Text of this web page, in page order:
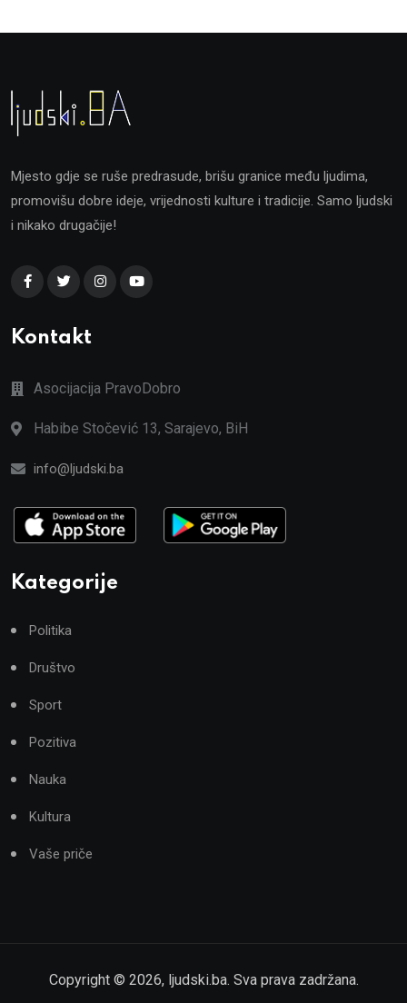
Mjesto gdje se ruše predrasude, brišu granice među ljudima,
promovišu dobre ideje, vrijednosti kulture i tradicije. Samo ljudski
i nikako drugačije!
Kontakt
Asocijacija PravoDobro
Habibe Stočević 13, Sarajevo, BiH
info@ljudski.ba
Kategorije
Politika
Društvo
Sport
Pozitiva
Nauka
Kultura
Vaše priče
Copyright © 2026, ljudski.ba. Sva prava zadržana.